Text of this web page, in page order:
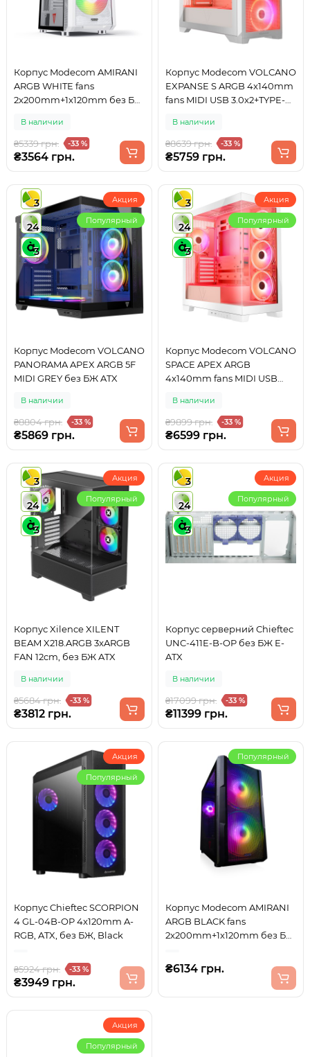
Корпус Modecom AMIRANI
ARGB WHITE fans
2x200mm+1x120mm без БЖ
В наличии
₴5339 грн. -33 %
₴3564 грн.
Корпус Modecom VOLCANO
EXPANSE S ARGB 4x140mm
fans MIDI USB 3.0x2+TYPE-C
В наличии
₴8639 грн. -33 %
₴5759 грн.
3
24
3
Акция
Популярный
Корпус Modecom VOLCANO
PANORAMA APEX ARGB 5F
MIDI GREY без БЖ ATX
В наличии
₴8804 грн. -33 %
₴5869 грн.
3
24
3
Акция
Популярный
Корпус Modecom VOLCANO
SPACE APEX ARGB
4x140mm fans MIDI USB
ATX
В наличии
₴9899 грн. -33 %
₴6599 грн.
3
24
3
Акция
Популярный
Корпус Xilence XILENT
BEAM X218.ARGB 3xARGB
FAN 12cm, без БЖ ATX
В наличии
₴5684 грн. -33 %
₴3812 грн.
3
24
3
Акция
Популярный
Корпус серверний Chieftec
UNC-411E-B-OP без БЖ E-
ATX
В наличии
₴17099 грн. -33 %
₴11399 грн.
Акция
Популярный
Корпус Chieftec SCORPION
4 GL-04B-OP 4x120mm A-
RGB, ATX, без БЖ, Black
₴5924 грн. -33 %
₴3949 грн.
Популярный
Корпус Modecom AMIRANI
ARGB BLACK fans
2x200mm+1x120mm без БЖ
₴6134 грн.
Акция
Популярный